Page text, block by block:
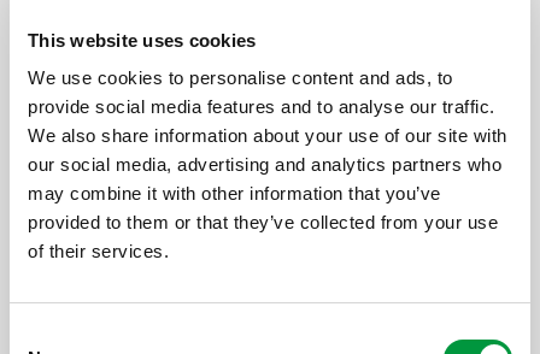
This website uses cookies
We use cookies to personalise content and ads, to
provide social media features and to analyse our traffic.
We also share information about your use of our site with
our social media, advertising and analytics partners who
may combine it with other information that you’ve
provided to them or that they’ve collected from your use
of their services.
Medisch
Wij vinden het belangrijk dat wetenschappers zich
aan de best mogelijke zorg kunnen werken. Daarom
dragen wij bij aan diverse medische wetenschappelijke